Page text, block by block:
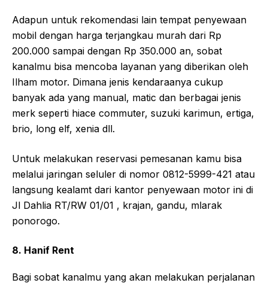
Adapun untuk rekomendasi lain tempat penyewaan
mobil dengan harga terjangkau murah dari Rp
200.000 sampai dengan Rp 350.000 an, sobat
kanalmu bisa mencoba layanan yang diberikan oleh
Ilham motor. Dimana jenis kendaraanya cukup
banyak ada yang manual, matic dan berbagai jenis
merk seperti hiace commuter, suzuki karimun, ertiga,
brio, long elf, xenia dll.
Untuk melakukan reservasi pemesanan kamu bisa
melalui jaringan seluler di nomor 0812-5999-421 atau
langsung kealamt dari kantor penyewaan motor ini di
Jl Dahlia RT/RW 01/01 , krajan, gandu, mlarak
ponorogo.
8. Hanif Rent
Bagi sobat kanalmu yang akan melakukan perjalanan